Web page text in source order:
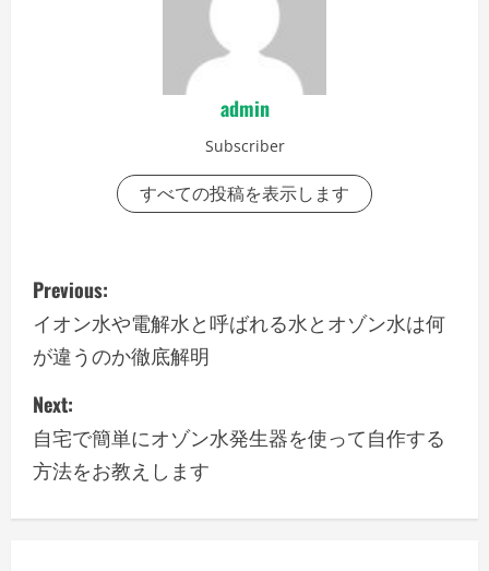
admin
Subscriber
すべての投稿を表示します
P
o
s
t
n
a
Previous:
イオン水や電解水と呼ばれる水とオゾン水は何
が違うのか徹底解明
Next:
自宅で簡単にオゾン水発生器を使って自作する
方法をお教えします